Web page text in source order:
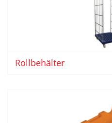
Rollbehälter